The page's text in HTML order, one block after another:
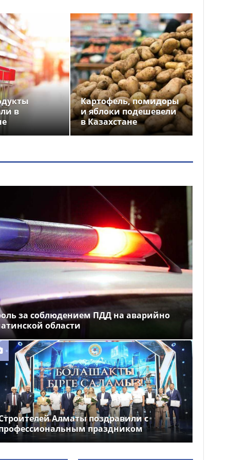
в
Картофель, помидоры
и яблоки подешевели
в Казахстане
за соблюдением ПДД на аварийно
области
Алматы поздравили с
праздником